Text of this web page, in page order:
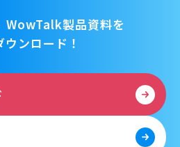
WowTalk製品資料を
ウンロード！